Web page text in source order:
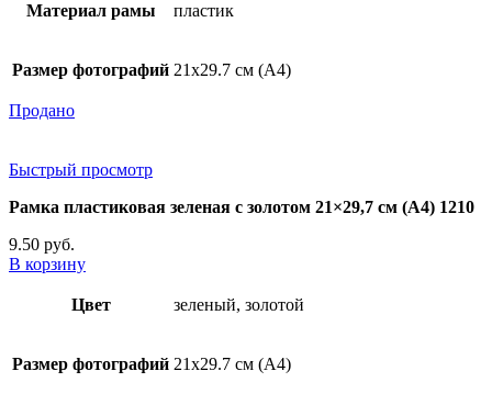
Материал рамы пластик
Размер фотографий 21х29.7 см (А4)
Продано
Быстрый просмотр
Рамка пластиковая зеленая с золотом 21×29,7 см (А4) 1210
9.50 руб.
В корзину
Цвет зеленый, золотой
Размер фотографий 21х29.7 см (А4)